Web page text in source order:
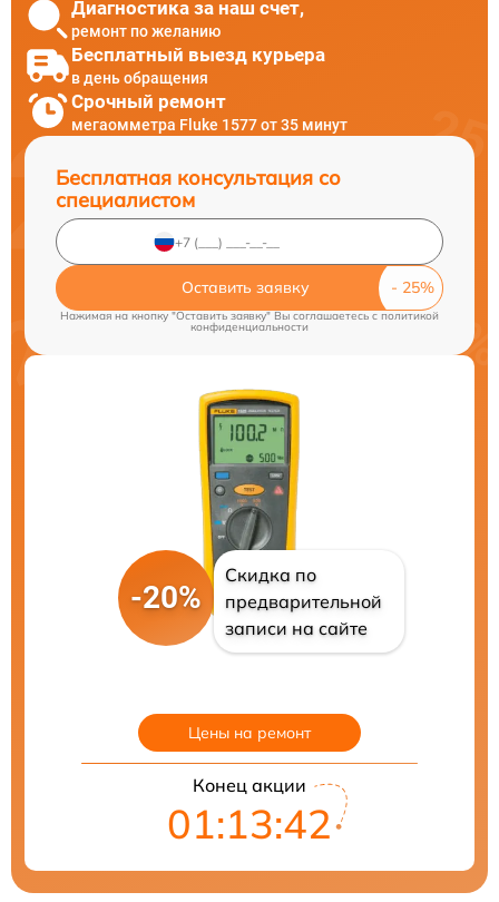
Диагностика за наш счет,
ремонт по желанию
Бесплатный выезд курьера
в день обращения
Срочный ремонт
мегаомметра Fluke 1577 от 35 минут
Бесплатная консультация со
специалистом
Оставить заявку
Нажимая на кнопку "Оставить заявку" Вы соглашаетесь cполитикой
конфиденциальности
-20%
Скидка по
предварительной
записи на сайте
Цены на ремонт
Конец акции
01:13:41